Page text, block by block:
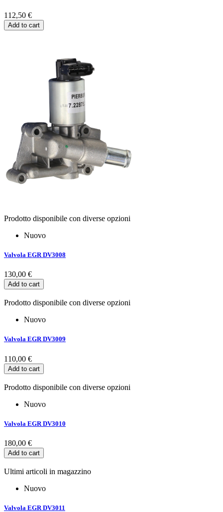
112,50 €
Add to cart
Prodotto disponibile con diverse opzioni
Nuovo
Valvola EGR DV3008
130,00 €
Add to cart
Prodotto disponibile con diverse opzioni
Nuovo
Valvola EGR DV3009
110,00 €
Add to cart
Prodotto disponibile con diverse opzioni
Nuovo
Valvola EGR DV3010
180,00 €
Add to cart
Ultimi articoli in magazzino
Nuovo
Valvola EGR DV3011